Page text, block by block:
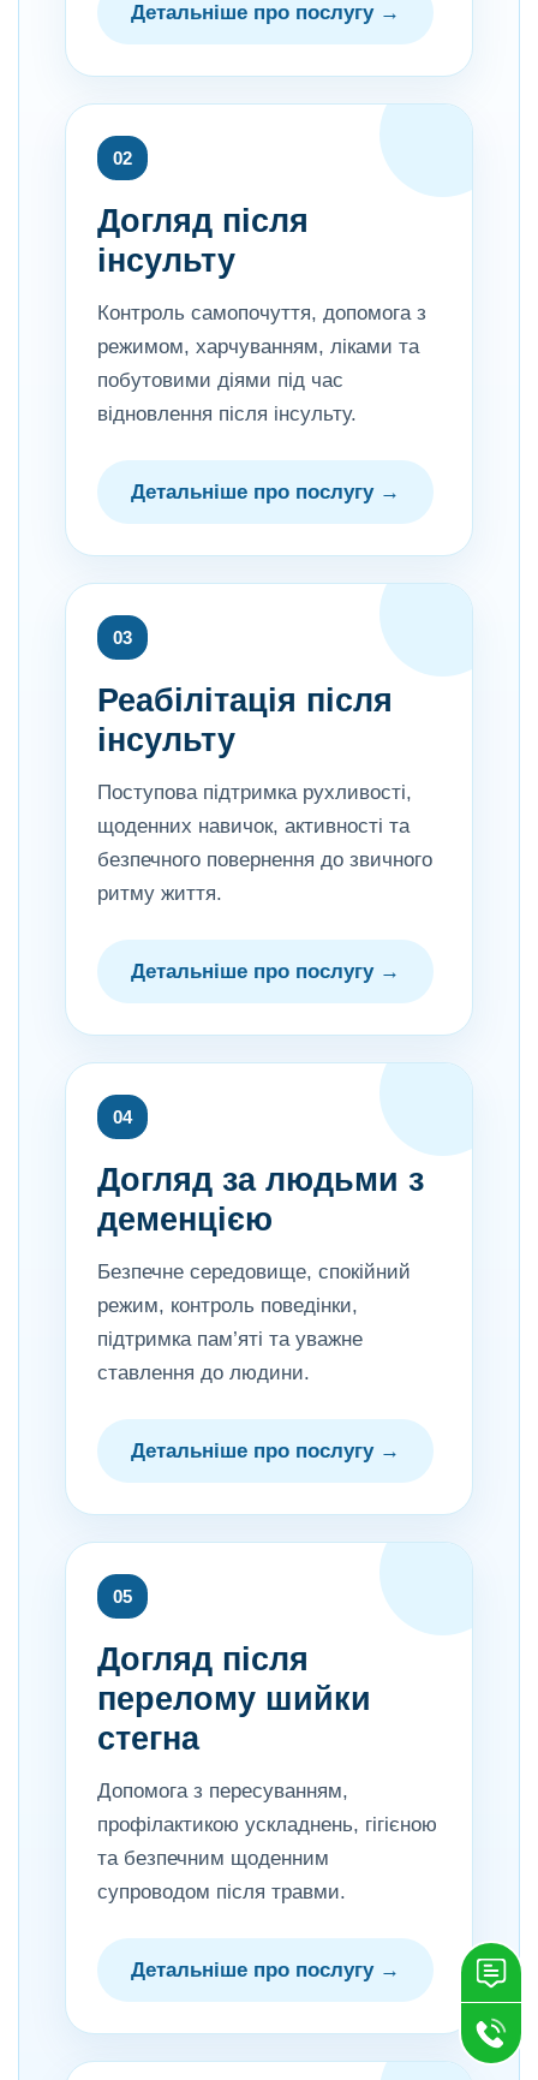
Детальніше про послугу →
02
Догляд після
інсульту
Контроль самопочуття, допомога з
режимом, харчуванням, ліками та
побутовими діями під час
відновлення після інсульту.
Детальніше про послугу →
03
Реабілітація після
інсульту
Поступова підтримка рухливості,
щоденних навичок, активності та
безпечного повернення до звичного
ритму життя.
Детальніше про послугу →
04
Догляд за людьми з
деменцією
Безпечне середовище, спокійний
режим, контроль поведінки,
підтримка пам’яті та уважне
ставлення до людини.
Детальніше про послугу →
05
Догляд після
перелому шийки
стегна
Допомога з пересуванням,
профілактикою ускладнень, гігієною
та безпечним щоденним
супроводом після травми.
Детальніше про послугу →